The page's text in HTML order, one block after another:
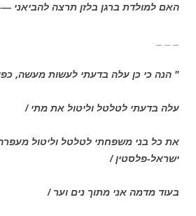
האם למולדת ברגן בלזן תרצה להביאני
" הנה כי כן עלה בדעתי לעשות מעשה,
עלה בדעתי לטלטל וליטול את מתי /
את כל בני משפחתי לטלטל וליטול
ישראל-פלסטין /
בעוד מדמה אני מתוך נים וער /